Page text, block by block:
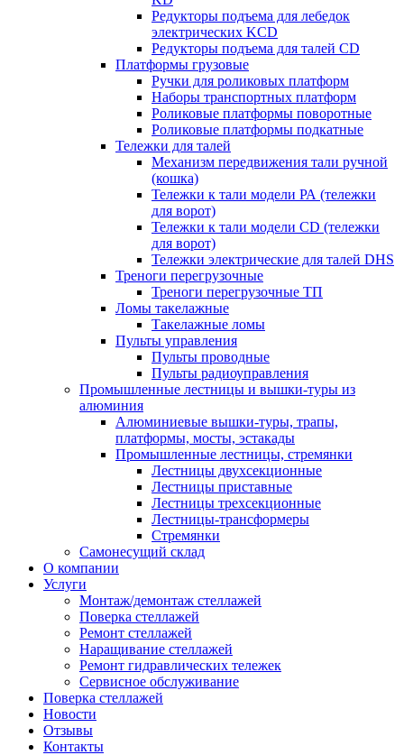
Редукторы подъема для лебедок
электрических KCD
Редукторы подъема для талей CD
Платформы грузовые
Ручки для роликовых платформ
Наборы транспортных платформ
Роликовые платформы поворотные
Роликовые платформы подкатные
Тележки для талей
Механизм передвижения тали ручной
(кошка)
Тележки к тали модели РА (тележки
для ворот)
Тележки к тали модели CD (тележки
для ворот)
Тележки электрические для талей DHS
Треноги перегрузочные
Треноги перегрузочные ТП
Ломы такелажные
Такелажные ломы
Пульты управления
Пульты проводные
Пульты радиоуправления
Промышленные лестницы и вышки-туры из
алюминия
Алюминиевые вышки-туры, трапы,
платформы, мосты, эстакады
Промышленные лестницы, стремянки
Лестницы двухсекционные
Лестницы приставные
Лестницы трехсекционные
Лестницы-трансформеры
Стремянки
Самонесущий склад
О компании
Услуги
Монтаж/демонтаж стеллажей
Поверка cтеллажей
Ремонт стеллажей
Наращивание стеллажей
Ремонт гидравлических тележек
Сервисное обслуживание
Поверка cтеллажей
Новости
Отзывы
Контакты